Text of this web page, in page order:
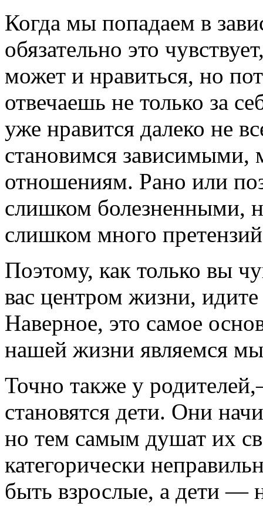
Когда мы попадаем в
обязательно это
может и нравиться, но
отвечаешь не только за
уже нравится далеко не
становимся
отношениям. Рано или
слишком
слишком много
Поэтому, как только вы
вас центром жизни,
Наверное, это самое
нашей жизни являемся
Точно также у
становятся дети. Они
но тем самым душат их
категорически
быть взрослые, а дети —